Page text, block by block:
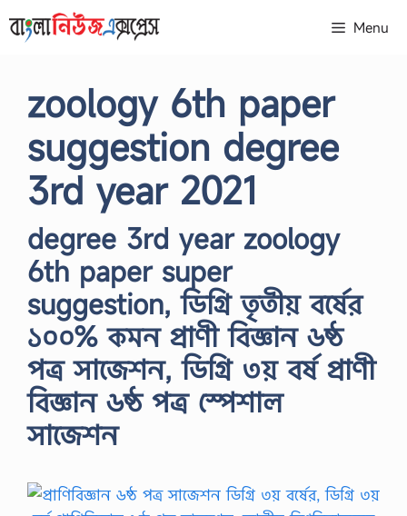
to
Menu
zoology 6th paper
suggestion degree
3rd year 2021
degree 3rd year zoology
6th paper super
suggestion, ডিগ্রি তৃতীয় বর্ষের
১০০% কমন প্রাণী বিজ্ঞান ৬ষ্ঠ
পত্র সাজেশন, ডিগ্রি ৩য় বর্ষ প্রাণী
বিজ্ঞান ৬ষ্ঠ পত্র স্পেশাল
সাজেশন